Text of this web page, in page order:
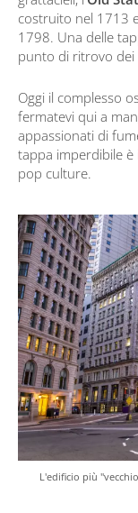
costruito nel 1713
1798. Una delle
punto di ritrovo dei
Oggi il complesso
fermatevi qui a
appassionati di
tappa imperdibile è
pop culture.
L'edificio più